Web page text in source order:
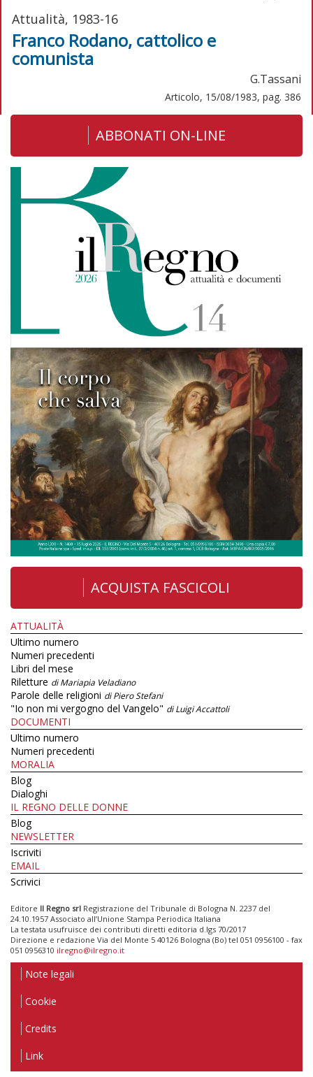
Attualità, 1983-16
Franco Rodano, cattolico e
comunista
G.Tassani
Articolo, 15/08/1983, pag. 386
ABBONATI ON-LINE
ACQUISTA FASCICOLI
ATTUALITÀ
Ultimo numero
Numeri precedenti
Libri del mese
Riletture di Mariapia Veladiano
Parole delle religioni di Piero Stefani
"Io non mi vergogno del Vangelo" di Luigi Accattoli
DOCUMENTI
Ultimo numero
Numeri precedenti
MORALIA
Blog
Dialoghi
IL REGNO DELLE DONNE
Blog
NEWSLETTER
Iscriviti
EMAIL
Scrivici
Editore Il Regno srl Registrazione del Tribunale di Bologna N. 2237 del
24.10.1957 Associato all’Unione Stampa Periodica Italiana
La testata usufruisce dei contributi diretti editoria d.lgs 70/2017
Direzione e redazione Via del Monte 5 40126 Bologna (Bo) tel 051 0956100 - fax
051 0956310 ilregno@ilregno.it
Note legali
Cookie
Credits
Link